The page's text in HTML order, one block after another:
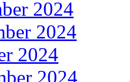
2024
2024
2024
2024